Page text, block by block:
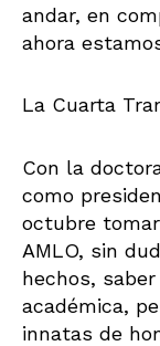
andar, en
ahora
La Cuarta
Con la
como
octubre
AMLO, sin
hechos,
académica,
innatas de